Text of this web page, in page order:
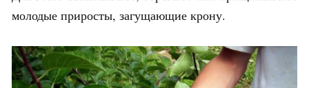
молодые приросты, загущающие крону.